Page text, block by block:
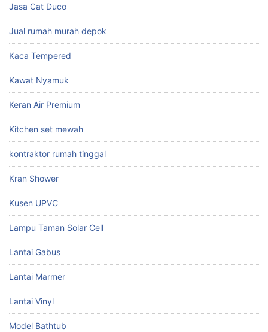
Jasa Cat Duco
Jual rumah murah depok
Kaca Tempered
Kawat Nyamuk
Keran Air Premium
Kitchen set mewah
kontraktor rumah tinggal
Kran Shower
Kusen UPVC
Lampu Taman Solar Cell
Lantai Gabus
Lantai Marmer
Lantai Vinyl
Model Bathtub